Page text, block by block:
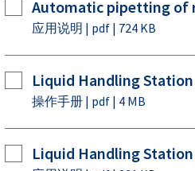
Automatic pipetting of
应用说明 | pdf | 724 KB
Liquid Handling Station
操作手册 | pdf | 4 MB
Liquid Handling